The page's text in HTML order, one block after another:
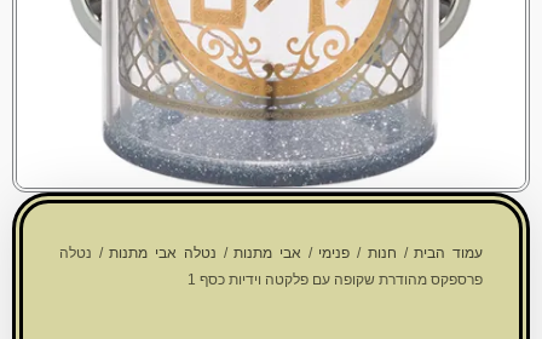
עמוד הבית/ חנות / פנימי / אבי מתנות/ נטלה אבי מתנות/ נטלה
פרספקס מהודרת שקופה עם פלקטה וידיות כסף 1